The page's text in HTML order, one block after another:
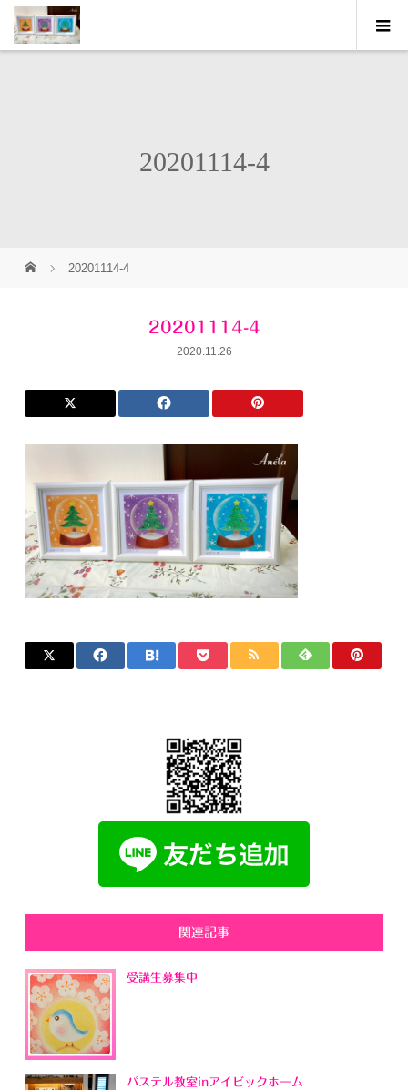
20201114-4
20201114-4
20201114-4
2020.11.26
関連記事
受講生募集中
パステル教室inアイビックホーム